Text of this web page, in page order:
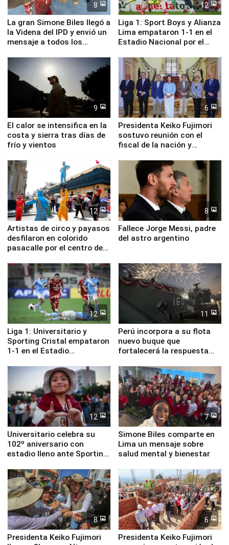
8
La gran Simone Biles llegó a
la Videna del IPD y envió un
mensaje a todos los
12
Liga 1: Sport Boys y Alianza
Lima empataron 1-1 en el
Estadio Nacional por el
9
El calor se intensifica en la
costa y sierra tras días de
frío y vientos
6
Presidenta Keiko Fujimori
sostuvo reunión con el
fiscal de la nación y
12
Artistas de circo y payasos
desfilaron en colorido
pasacalle por el centro de
8
Fallece Jorge Messi, padre
del astro argentino
12
Liga 1: Universitario y
Sporting Cristal empataron
1-1 en el Estadio
11
Perú incorpora a su flota
nuevo buque que
fortalecerá la respuesta
12
Universitario celebra su
102º aniversario con
estadio lleno ante Sporting
7
Simone Biles comparte en
Lima un mensaje sobre
salud mental y bienestar
8
Presidenta Keiko Fujimori
6
Presidenta Keiko Fujimori